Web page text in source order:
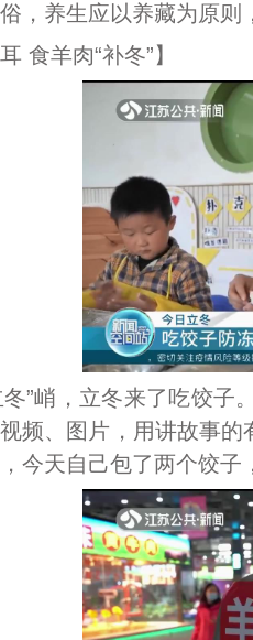
，养生应以养藏为原则
羊肉“补冬”】
”峭，立冬来了吃饺子
频、图片，用讲故事
今天自己包了两个饺子